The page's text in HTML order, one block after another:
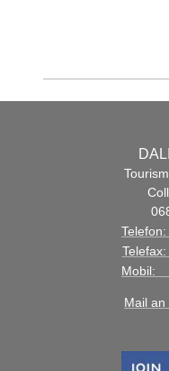
Telefon:
Telefax:
Mobil:
Mail an